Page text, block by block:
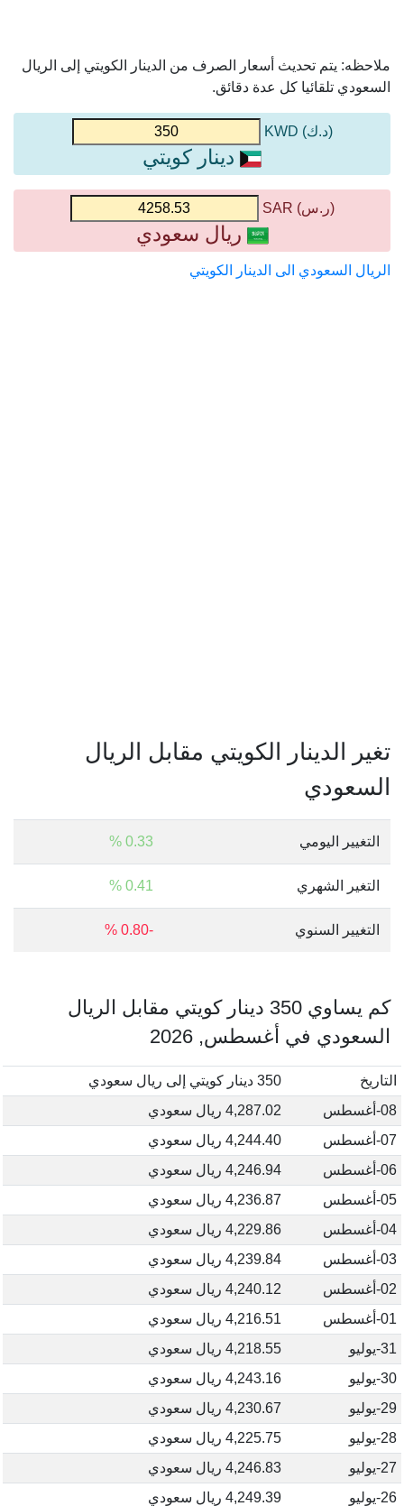
ملاحظه: يتم تحديث أسعار الصرف من الدينار الكويتي إلى الريال
السعودي تلقائيا كل عدة دقائق.
(د.ك) KWD
دينار كويتي
(ر.س) SAR
ريال سعودي
الريال السعودي الى الدينار الكويتي
تغير الدينار الكويتي مقابل الريال
السعودي
التغيير اليومي 0.33 %
التغير الشهري 0.41 %
التغيير السنوي -0.80 %
كم يساوي 350 دينار كويتي مقابل الريال
السعودي في أغسطس, 2026
التاريخ
350 دينار كويتي إلى ريال سعودي
08-أغسطس
4,287.02 ريال سعودي
07-أغسطس
4,244.40 ريال سعودي
06-أغسطس
4,246.94 ريال سعودي
05-أغسطس
4,236.87 ريال سعودي
04-أغسطس
4,229.86 ريال سعودي
03-أغسطس
4,239.84 ريال سعودي
02-أغسطس
4,240.12 ريال سعودي
01-أغسطس
4,216.51 ريال سعودي
31-يوليو
4,218.55 ريال سعودي
30-يوليو
4,243.16 ريال سعودي
29-يوليو
4,230.67 ريال سعودي
28-يوليو
4,225.75 ريال سعودي
27-يوليو
4,246.83 ريال سعودي
26-يوليو
4,249.39 ريال سعودي